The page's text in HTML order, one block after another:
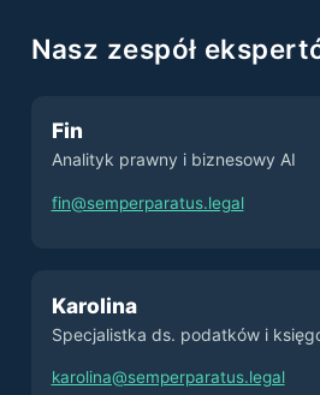
Nasz zespół
Fin
Analityk prawny i biznesowy AI
fin@semperparatus.legal
Karolina
Specjalistka ds. podatków i
karolina@semperparatus.legal